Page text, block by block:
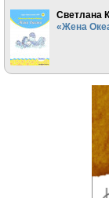
Светлана
«Жена